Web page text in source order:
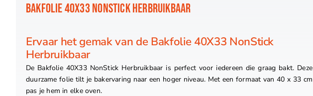
BAKFOLIE 40X33 NONSTICK HERBRUIKBAAR
Ervaar het gemak van de Bakfolie 40X33 NonStick
Herbruikbaar
De Bakfolie 40X33 NonStick Herbruikbaar is perfect voor iedereen die graag bakt. Deze
duurzame folie tilt je bakervaring naar een hoger niveau. Met een formaat van 40 x 33 cm
pas je hem in elke oven.